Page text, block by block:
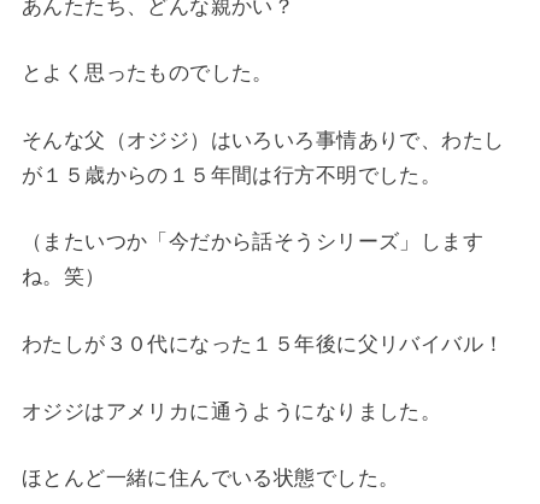
あんたたち、どんな親かい？
とよく思ったものでした。
そんな父（オジジ）はいろいろ事情ありで、わたし
が１５歳からの１５年間は行方不明でした。
（またいつか「今だから話そうシリーズ」します
ね。笑）
わたしが３０代になった１５年後に父リバイバル！
オジジはアメリカに通うようになりました。
ほとんど一緒に住んでいる状態でした。